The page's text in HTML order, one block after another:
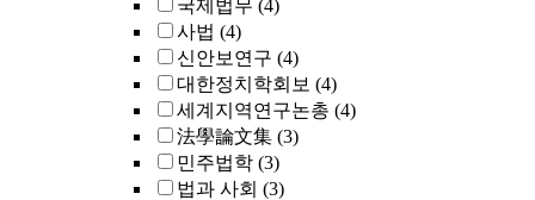
국제법무 (4)
사법 (4)
신안보연구 (4)
대한정치학회보 (4)
세계지역연구논총 (4)
法學論文集 (3)
민주법학 (3)
법과 사회 (3)